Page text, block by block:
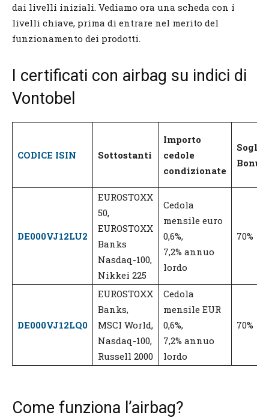
dai livelli iniziali. Vediamo ora una scheda con i
livelli chiave, prima di entrare nel merito del
funzionamento dei prodotti.
I certificati con airbag su indici di
Vontobel
CODICE ISIN Sottostanti
Importo
cedole
condizionate
Soglia
Bonus
DE000VJ12LU2
EUROSTOXX
50,
EUROSTOXX
Banks
Nasdaq-100,
Nikkei 225
Cedola
mensile euro
0,6%,
7,2% annuo
lordo
70%
DE000VJ12LQ0
EUROSTOXX
Banks,
MSCI World,
Nasdaq-100,
Russell 2000
Cedola
mensile EUR
0,6%,
7,2% annuo
lordo
70%
Come funziona l’airbag?